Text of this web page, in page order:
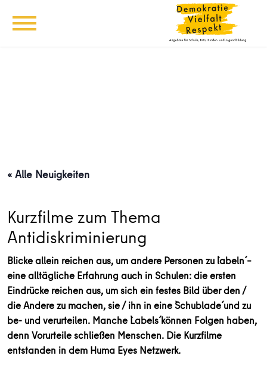
« Alle Neuigkeiten
Kurzfilme zum Thema
Antidiskriminierung
Blicke allein reichen aus, um andere Personen zu `labeln´ –
eine alltägliche Erfahrung auch in Schulen: die ersten
Eindrücke reichen aus, um sich ein festes Bild über den /
die Andere zu machen, sie / ihn in eine `Schublade´ und zu
be- und verurteilen. Manche `Labels´ können Folgen haben,
denn Vorurteile schließen Menschen. Die Kurzfilme
entstanden in dem Huma Eyes Netzwerk.